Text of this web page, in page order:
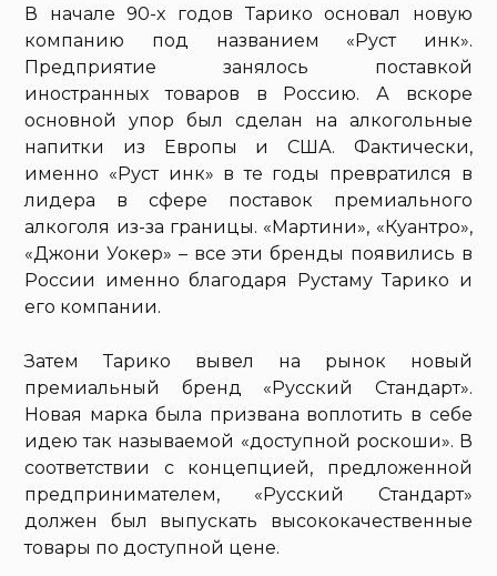
В начале 90-х годов Тарико основал новую
компанию под названием «Руст инк».
Предприятие занялось поставкой
иностранных товаров в Россию. А вскоре
основной упор был сделан на алкогольные
напитки из Европы и США. Фактически,
именно «Руст инк» в те годы превратился в
лидера в сфере поставок премиального
алкоголя из-за границы. «Мартини», «Куантро»,
«Джони Уокер» – все эти бренды появились в
России именно благодаря Рустаму Тарико и
его компании.
Затем Тарико вывел на рынок новый
премиальный бренд «Русский Стандарт».
Новая марка была призвана воплотить в себе
идею так называемой «доступной роскоши». В
соответствии с концепцией, предложенной
предпринимателем, «Русский Стандарт»
должен был выпускать высококачественные
товары по доступной цене.